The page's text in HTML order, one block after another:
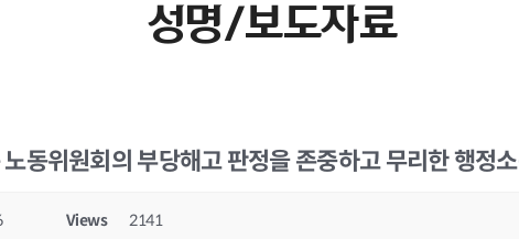
성명/보도자료
동위원회의 부당해고 판정을 존중하고 무리한 행정
Views 2141